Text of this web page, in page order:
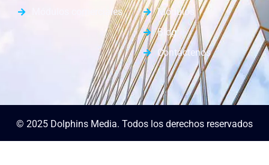
Módulos comerciales
Módulos
Blog
Contáctenos
© 2025 Dolphins Media. Todos los derechos reservados